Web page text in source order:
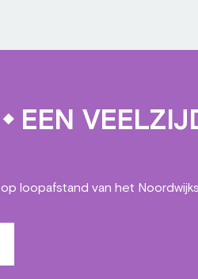
EEN
loopafstand van het